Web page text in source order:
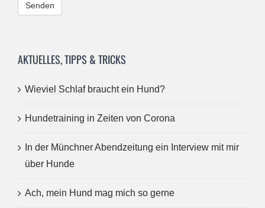
AKTUELLES, TIPPS & TRICKS
Wieviel Schlaf braucht ein Hund?
Hundetraining in Zeiten von Corona
In der Münchner Abendzeitung ein Interview mit mir
über Hunde
Ach, mein Hund mag mich so gerne